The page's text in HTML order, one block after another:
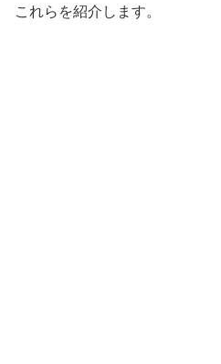
これらを紹介します。